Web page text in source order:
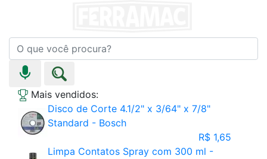
Mais vendidos:
Disco de Corte 4.1/2" x 3/64" x 7/8"
Standard - Bosch
R$ 1,65
Limpa Contatos Spray com 300 ml -